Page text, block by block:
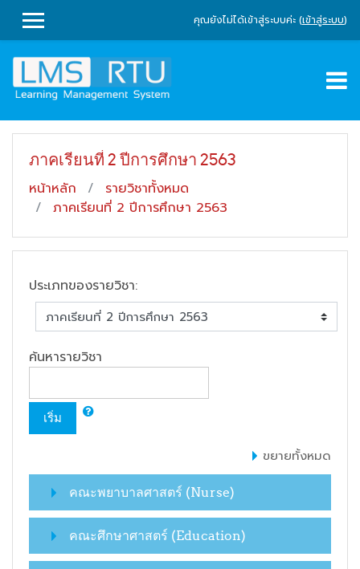
SIDE PANEL
คุณยังไม่ได้เข้าสู่ระบบค่ะ (เข้าสู่ระบบ)
ภาคเรียนที่ 2 ปีการศึกษา 2563
หน้าหลัก
รายวิชาทั้งหมด
ภาคเรียนที่ 2 ปีการศึกษา 2563
ประเภทของรายวิชา:
ค้นหารายวิชา
เริ่ม
ขยายทั้งหมด
คณะพยาบาลศาสตร์ (Nurse)
คณะศึกษาศาสตร์ (Education)